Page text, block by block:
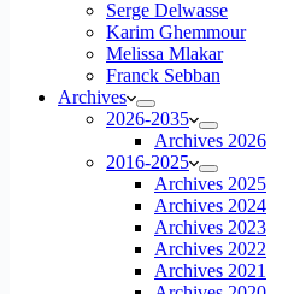
Serge Delwasse
Karim Ghemmour
Melissa Mlakar
Franck Sebban
Archives
2026-2035
Archives 2026
2016-2025
Archives 2025
Archives 2024
Archives 2023
Archives 2022
Archives 2021